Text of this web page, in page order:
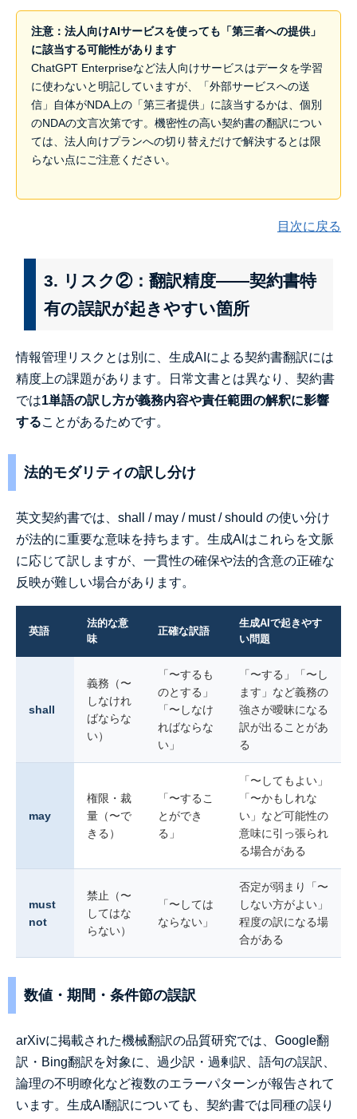
注意：法人向けAIサービスを使っても「第三者への提供」
に該当する可能性があります
ChatGPT Enterpriseなど法人向けサービスはデータを学習
に使わないと明記していますが、「外部サービスへの送
信」自体がNDA上の「第三者提供」に該当するかは、個別
のNDAの文言次第です。機密性の高い契約書の翻訳につい
ては、法人向けプランへの切り替えだけで解決するとは限
らない点にご注意ください。
目次に戻る
3. リスク②：翻訳精度——契約書特
有の誤訳が起きやすい箇所
情報管理リスクとは別に、生成AIによる契約書翻訳には
精度上の課題があります。日常文書とは異なり、契約書
では1単語の訳し方が義務内容や責任範囲の解釈に影響
することがあるためです。
法的モダリティの訳し分け
英文契約書では、shall / may / must / should の使い分け
が法的に重要な意味を持ちます。生成AIはこれらを文脈
に応じて訳しますが、一貫性の確保や法的含意の正確な
反映が難しい場合があります。
英語
法的な意
味
正確な訳語
生成AIで起きやす
い問題
shall
義務（〜
しなけれ
ばならな
い）
「〜するも
のとする」
「〜しなけ
ればならな
い」
「〜する」「〜し
ます」など義務の
強さが曖昧になる
訳が出ることがあ
る
may
権限・裁
量（〜で
きる）
「〜するこ
とができ
る」
「〜してもよい」
「〜かもしれな
い」など可能性の
意味に引っ張られ
る場合がある
must
not
禁止（〜
してはな
らない）
「〜しては
ならない」
否定が弱まり「〜
しない方がよい」
程度の訳になる場
合がある
数値・期間・条件節の誤訳
arXivに掲載された機械翻訳の品質研究では、Google翻
訳・Bing翻訳を対象に、過少訳・過剰訳、語句の誤訳、
論理の不明瞭化など複数のエラーパターンが報告されて
います。生成AI翻訳についても、契約書では同種の誤り